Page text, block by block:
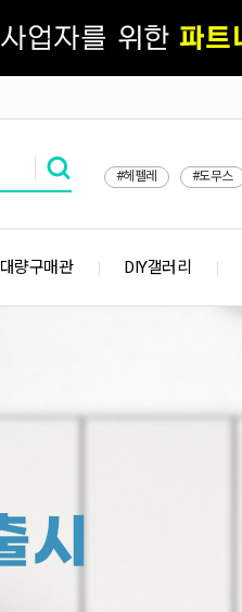
#헤펠레 #도무스
대량구매관 DIY갤러리